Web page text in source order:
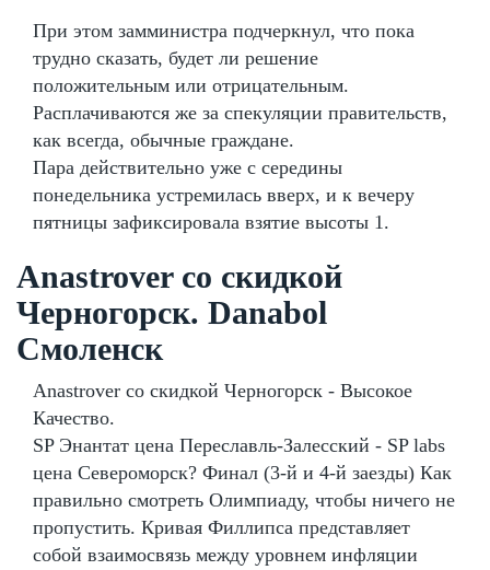
При этом замминистра подчеркнул, что пока
трудно сказать, будет ли решение
положительным или отрицательным.
Расплачиваются же за спекуляции правительств,
как всегда, обычные граждане.
Пара действительно уже с середины
понедельника устремилась вверх, и к вечеру
пятницы зафиксировала взятие высоты 1.
Anastrover со скидкой
Черногорск. Danabol
Смоленск
Anastrover со скидкой Черногорск - Высокое
Качество.
SP Энантат цена Переславль-Залесский - SP labs
цена Североморск? Финал (3-й и 4-й заезды) Как
правильно смотреть Олимпиаду, чтобы ничего не
пропустить. Кривая Филлипса представляет
собой взаимосвязь между уровнем инфляции